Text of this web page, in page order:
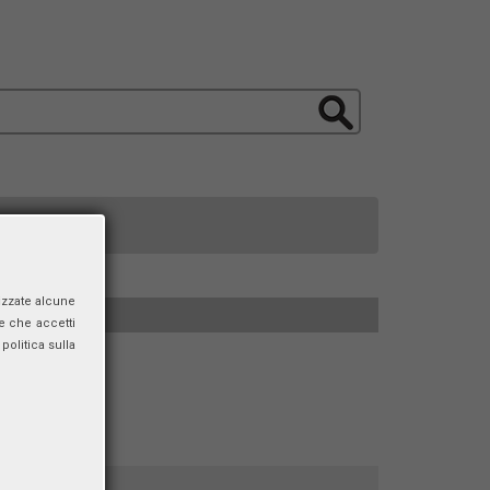
alcune
che accetti
sulla